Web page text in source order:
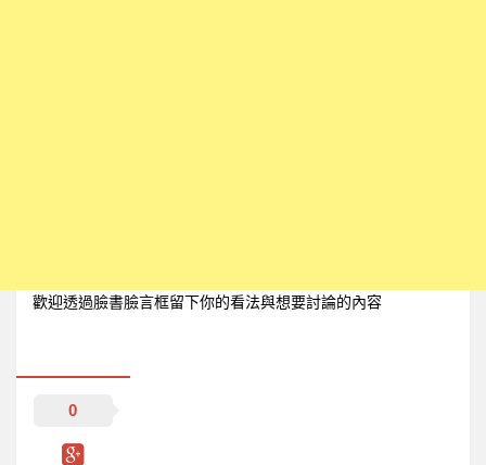
歡迎透過臉書臉言框留下你的看法與想要討論的內容
0